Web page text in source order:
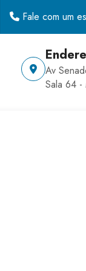
Fale com um
Av
Sala 64 -